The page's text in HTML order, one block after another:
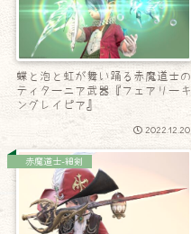
蝶と泡と虹が舞い踊る赤魔道士の
ティターニア武器『フェアリーキ
ングレイピア』
2022.12.20
赤魔道士-細剣